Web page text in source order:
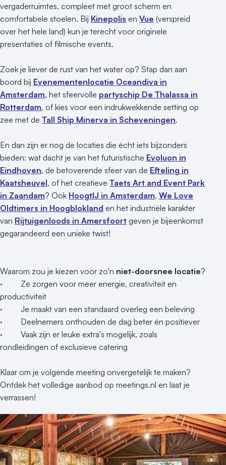
vergaderruimtes, compleet met groot scherm en
comfortabele stoelen. Bij Kinepolis en Vue (verspreid
over het hele land) kun je terecht voor originele
presentaties of filmische events.
Zoek je liever de rust van het water op? Stap dan aan
boord bij Evenementenlocatie Oceandiva in
Amsterdam, het sfeervolle partyschip De Thalassa in
Rotterdam, of kies voor een indrukwekkende setting op
zee met de Tall Ship Minerva in Scheveningen.
En dan zijn er nog de locaties die écht iets bijzonders
bieden: wat dacht je van het futuristische Evoluon in
Eindhoven, de betoverende sfeer van de Efteling in
Kaatsheuvel, of het creatieve Taets Art and Event Park
in Zaandam? Ook HoogtIJ in Amsterdam, We Love
Oldtimers in Hoogblokland en het industriële karakter
van Rijtuigenloods in Amersfoort geven je bijeenkomst
gegarandeerd een unieke twist!
Waarom zou je kiezen voor zo'n niet-doorsnee locatie?
· Ze zorgen voor meer energie, creativiteit en
productiviteit
· Je maakt van een standaard overleg een beleving
· Deelnemers onthouden de dag beter én positiever
· Vaak zijn er leuke extra's mogelijk, zoals
rondleidingen of exclusieve catering
Klaar om je volgende meeting onvergetelijk te maken?
Ontdek het volledige aanbod op meetings.nl en laat je
verrassen!